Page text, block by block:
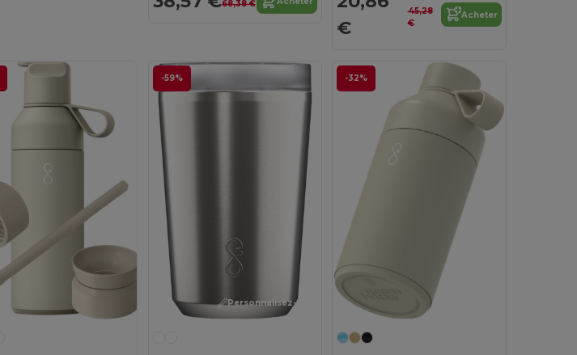
68,38 €
€
45,28
€
Acheter
-59%
Personnalisez-le !
-32%